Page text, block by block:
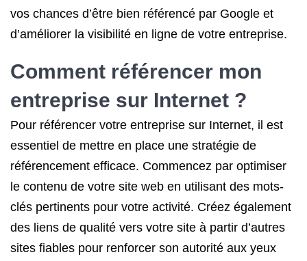
vos chances d’être bien référencé par Google et
d’améliorer la visibilité en ligne de votre entreprise.
Comment référencer mon
entreprise sur Internet ?
Pour référencer votre entreprise sur Internet, il est
essentiel de mettre en place une stratégie de
référencement efficace. Commencez par optimiser
le contenu de votre site web en utilisant des mots-
clés pertinents pour votre activité. Créez également
des liens de qualité vers votre site à partir d’autres
sites fiables pour renforcer son autorité aux yeux